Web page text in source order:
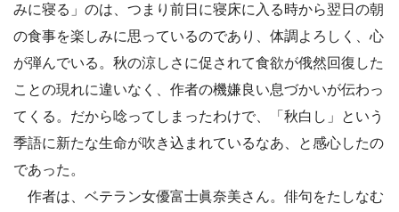
みに寝る」のは、つまり前日に寝床に入る時から翌日の朝
の食事を楽しみに思っているのであり、体調よろしく、心
が弾んでいる。秋の涼しさに促されて食欲が俄然回復した
ことの現れに違いなく、作者の機嫌良い息づかいが伝わっ
てくる。だから唸ってしまったわけで、「秋白し」という
季語に新たな生命が吹き込まれているなあ、と感心したの
であった。
作者は、ベテラン女優富士眞奈美さん。俳句をたしなむ